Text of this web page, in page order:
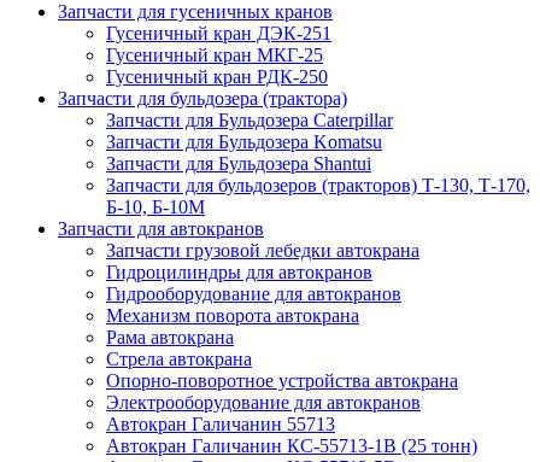
Запчасти для гусеничных кранов
Гусеничный кран ДЭК-251
Гусеничный кран МКГ-25
Гусеничный кран РДК-250
Запчасти для бульдозера (трактора)
Запчасти для Бульдозера Caterpillar
Запчасти для Бульдозера Komatsu
Запчасти для Бульдозера Shantui
Запчасти для бульдозеров (тракторов) Т-130, Т-170,
Б-10, Б-10М
Запчасти для автокранов
Запчасти грузовой лебедки автокрана
Гидроцилиндры для автокранов
Гидрооборудование для автокранов
Механизм поворота автокрана
Рама автокрана
Стрела автокрана
Опорно-поворотное устройства автокрана
Электрооборудование для автокранов
Автокран Галичанин 55713
Автокран Галичанин КС-55713-1В (25 тонн)